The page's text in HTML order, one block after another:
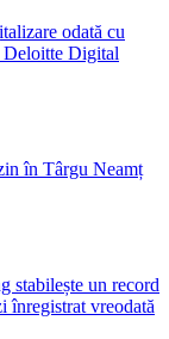
odată cu
Deloitte Digital
în Târgu Neamț
stabilește un record
înregistrat vreodată